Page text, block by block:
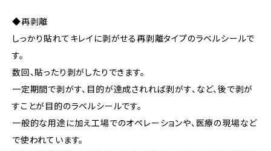
◆再剥離
しっかり貼れてキレイに剥がせる再剥離タイプのラベルシールで
す。
数回、貼ったり剥がしたりできます。
一定期間で剥がす、目的が達成されれば剥がす、など、後で剥が
すことが目的のラベルシールです。
一般的な用途に加え工場でのオペレーションや、医療の現場など
で使われています。